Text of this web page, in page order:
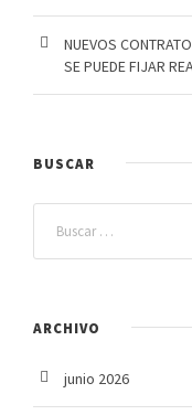
NUEVOS
SE PUEDE FIJAR
BUSCAR
ARCHIVO
junio 2026